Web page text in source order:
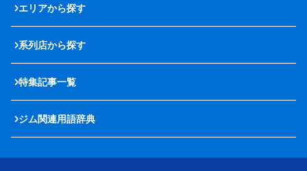
エリアから探す
系列店から探す
特集記事一覧
ジム関連用語辞典